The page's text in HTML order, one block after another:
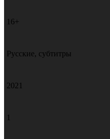
16+
Русские, субтитры
2021
1